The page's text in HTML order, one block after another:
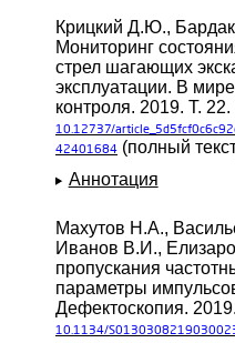
Крицкий Д.Ю.,
Мониторинг
стрел шагающих
эксплуатации. В
контроля. 2019. Т.
10.12737/
42401684 (полный
Аннотация
Махутов Н.А.,
Иванов В.И.,
пропускания
параметры
Дефектоскопия.
10.1134/